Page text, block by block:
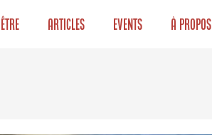
Articles Events À propos